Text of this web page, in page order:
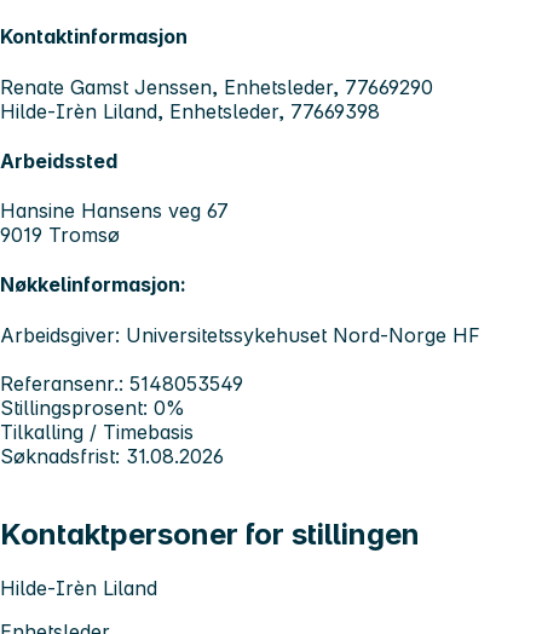
Kontaktinformasjon
Renate Gamst Jenssen, Enhetsleder, 77669290
Hilde-Irèn Liland, Enhetsleder, 77669398
Arbeidssted
Hansine Hansens veg 67
9019 Tromsø
Nøkkelinformasjon:
Arbeidsgiver: Universitetssykehuset Nord-Norge HF
Referansenr.: 5148053549
Stillingsprosent: 0%
Tilkalling / Timebasis
Søknadsfrist: 31.08.2026
Kontaktpersoner for stillingen
Hilde-Irèn Liland